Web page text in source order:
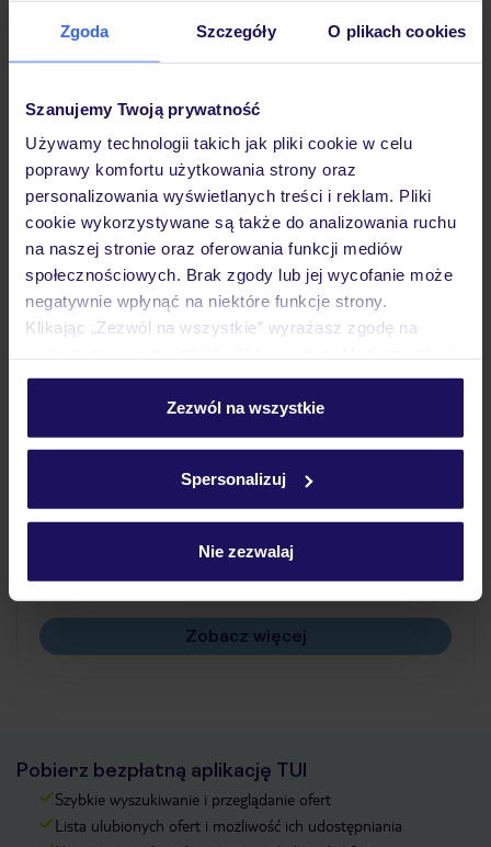
Zgoda Szczegóły O plikach cookies
Szanujemy Twoją prywatność
Używamy technologii takich jak pliki cookie w celu
poprawy komfortu użytkowania strony oraz
personalizowania wyświetlanych treści i reklam. Pliki
cookie wykorzystywane są także do analizowania ruchu
na naszej stronie oraz oferowania funkcji mediów
społecznościowych. Brak zgody lub jej wycofanie może
negatywnie wpłynąć na niektóre funkcje strony.
Klikając „Zezwól na wszystkie” wyrażasz zgodę na
personalizować swój wybór wchodząc w zakładkę
Szczegółowe informacje o plikach cookie znajdziesz
Zezwól na wszystkie
Spersonalizuj
Nie zezwalaj
Hotel
Pokoje
Wyżywienie
Atrakcje
Ważne informacje
Często zadawane pytania
Jak zmienić uczestników/osobę zgłaszającą?
Czy w Hotelu będzie przedstawiciel TUI?
Zobacz więcej
Pobierz bezpłatną aplikację TUI
Szybkie wyszukiwanie i przeglądanie ofert
Lista ulubionych ofert i możliwość ich udostępniania